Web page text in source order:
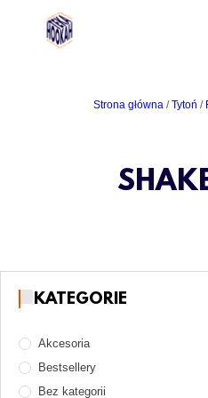
Strona główna /Tytoń /
KATEGORIE
Akcesoria
Akcesoria do rozpalania węgli
Gaz i naboje gazowe
Części zamienne
Bestsellery
Bez kategorii